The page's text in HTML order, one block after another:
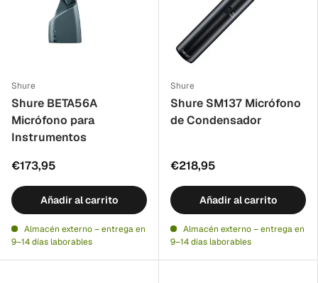
Shure
Shure BETA56A
Micrófono para
Instrumentos
€173,95
Añadir al carrito
Almacén externo – entrega en
9–14 días laborables
Shure
Shure SM137 Micrófono
de Condensador
€218,95
Añadir al carrito
Almacén externo – entrega en
9–14 días laborables